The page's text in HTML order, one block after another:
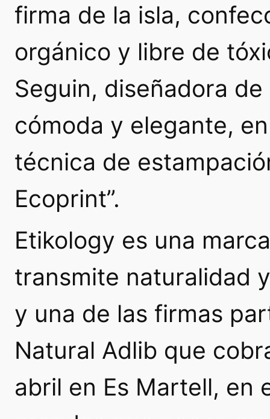
firma de la isla,
orgánico y libre de
Seguin, diseñadora
cómoda y elegante,
técnica de
Ecoprint”.
Etikology es una
transmite naturalidad
y una de las firmas
Natural Adlib que
abril en Es Martell, en